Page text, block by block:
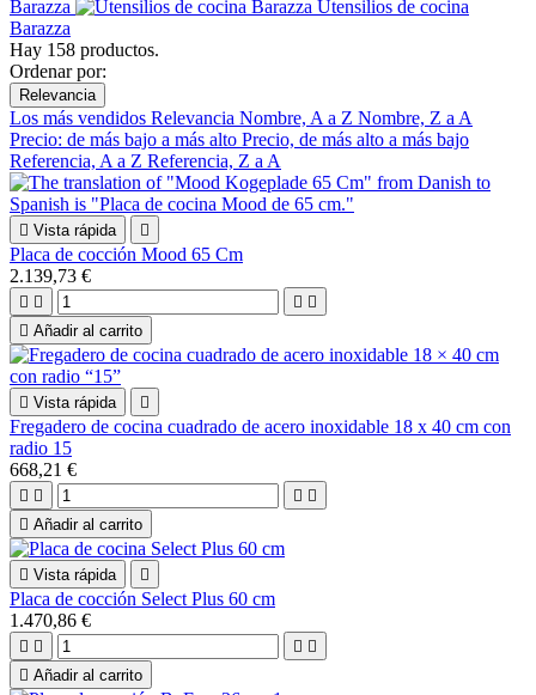
Barazza
Utensilios de cocina
Barazza
Hay 158 productos.
Ordenar por:
Relevancia
Los más vendidos Relevancia Nombre, A a Z Nombre, Z a A
Precio: de más bajo a más alto Precio, de más alto a más bajo
Referencia, A a Z Referencia, Z a A
 Vista rápida 
Placa de cocción Mood 65 Cm
2.139,73 €
   
 Añadir al carrito
 Vista rápida 
Fregadero de cocina cuadrado de acero inoxidable 18 x 40 cm con
radio 15
668,21 €
   
 Añadir al carrito
 Vista rápida 
Placa de cocción Select Plus 60 cm
1.470,86 €
   
 Añadir al carrito